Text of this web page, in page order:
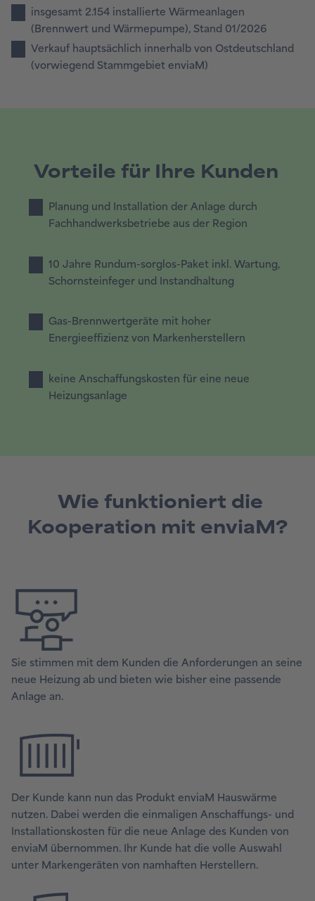
insgesamt 2.154 installierte Wärmeanlagen
(Brennwert und Wärmepumpe), Stand 01/2026
Verkauf hauptsächlich innerhalb von Ostdeutschland
(vorwiegend Stammgebiet enviaM)
Vorteile für Ihre Kunden
Planung und Installation der Anlage durch
Fachhandwerksbetriebe aus der Region
10 Jahre Rundum-sorglos-Paket inkl. Wartung,
Schornsteinfeger und Instandhaltung
Gas-Brennwertgeräte mit hoher
Energieeffizienz von Markenherstellern
keine Anschaffungskosten für eine neue
Heizungsanlage
Wie funktioniert die
Kooperation mit enviaM?
Sie stimmen mit dem Kunden die Anforderungen an seine
neue Heizung ab und bieten wie bisher eine passende
Anlage an.
Der Kunde kann nun das Produkt enviaM Hauswärme
nutzen. Dabei werden die einmaligen Anschaffungs- und
Installationskosten für die neue Anlage des Kunden von
enviaM übernommen. Ihr Kunde hat die volle Auswahl
unter Markengeräten von namhaften Herstellern.